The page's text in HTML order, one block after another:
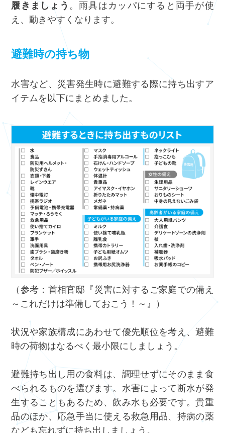
履きましょう 。雨具はカッパにすると両手が使
え、動きやすくなります。
避難時の持ち物
水害など、災害発生時に避難する際に持ち出すア
イテムを以下にまとめました。
（参考：首相官邸『 災害に対するご家庭での備え
～これだけは準備しておこう！～ 』）
状況や家族構成にあわせて優先順位を考え、避難
時の荷物はなるべく最小限にしましょう。
避難持ち出し用の食料は、調理せずにそのまま食
べられるものを選びます。水害によって断水が発
生することもあるため、飲み水も必要です。貴重
品のほか、応急手当に使える救急用品、持病の薬
なども忘れずに持ち出しましょう。